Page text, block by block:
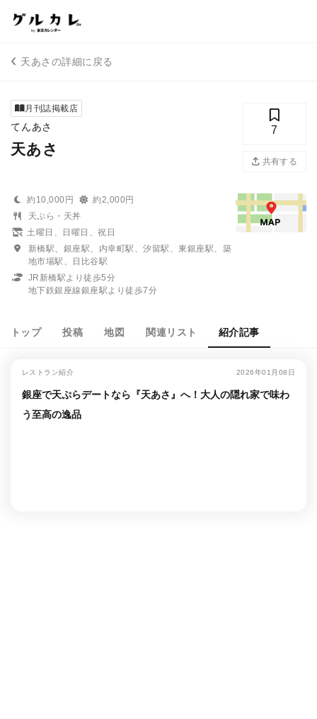
天あさの詳細に戻る
月刊誌掲載店
てんあさ
天あさ
7
共有する
約10,000円
約2,000円
天ぷら・天丼
土曜日、日曜日、祝日
新橋駅、銀座駅、内幸町駅、汐留駅、東銀座駅、築
地市場駅、日比谷駅
JR新橋駅より徒歩5分
地下鉄銀座線銀座駅より徒歩7分
トップ 投稿 地図 関連リスト 紹介記事
レストラン紹介 2026年01月08日
銀座で天ぷらデートなら『天あさ』へ！大人の隠れ家で味わ
う至高の逸品